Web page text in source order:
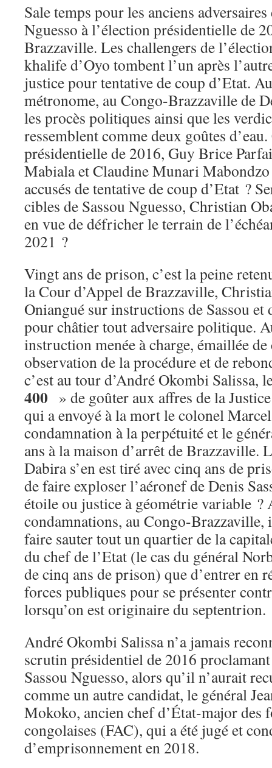
Sale temps pour les anciens
Nguesso à l’élection présidentielle de
Brazzaville. Les challengers de
khalife d’Oyo tombent l’un après
justice pour tentative de coup d’Etat.
métronome, au Congo-Brazzaville de
les procès politiques ainsi que les
ressemblent comme deux goûtes
présidentielle de 2016, Guy Brice
Mabiala et Claudine Munari
accusés de tentative de coup d’Etat ?
cibles de Sassou Nguesso, Christian
en vue de défricher le terrain de
2021 ?
Vingt ans de prison, c’est la peine
la Cour d’Appel de Brazzaville,
Oniangué sur instructions de Sassou
pour châtier tout adversaire politique.
instruction menée à charge, émaillée de
observation de la procédure et de
c’est au tour d’André Okombi Salissa,
400 » de goûter aux affres de la
qui a envoyé à la mort le colonel
condamnation à la perpétuité et le
ans à la maison d’arrêt de Brazzaville.
Dabira s’en est tiré avec cinq ans de
de faire exploser l’aéronef de Denis
étoile ou justice à géométrie variable ?
condamnations, au Congo-Brazzaville,
faire sauter tout un quartier de la
du chef de l’Etat (le cas du général
de cinq ans de prison) que d’entrer en
forces publiques pour se présenter
lorsqu’on est originaire du septentrion.
André Okombi Salissa n’a jamais
scrutin présidentiel de 2016
Sassou Nguesso, alors qu’il n’aurait
comme un autre candidat, le général
Mokoko, ancien chef d’État-major des
congolaises (FAC), qui a été jugé et
d’emprisonnement en 2018.